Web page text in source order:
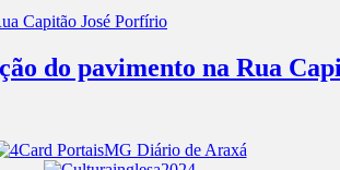
do pavimento na Rua